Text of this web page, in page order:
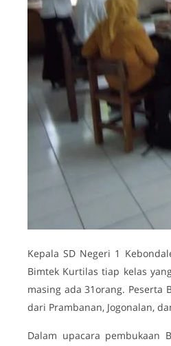
Kepala SD Negeri 1
Bimtek Kurtilas tiap kelas
masing ada 31orang. Peserta
dari Prambanan, Jogonalan,
Dalam upacara pembukaan